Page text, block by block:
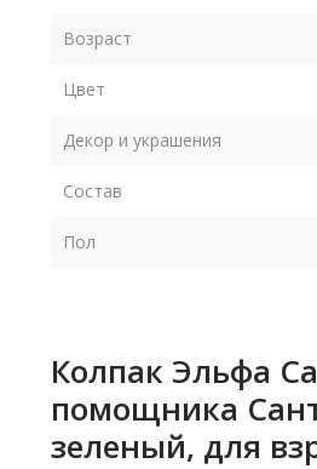
Возраст
Цвет
Декор и украшения
Состав
Пол
Колпак Эльфа
помощника
зеленый, для